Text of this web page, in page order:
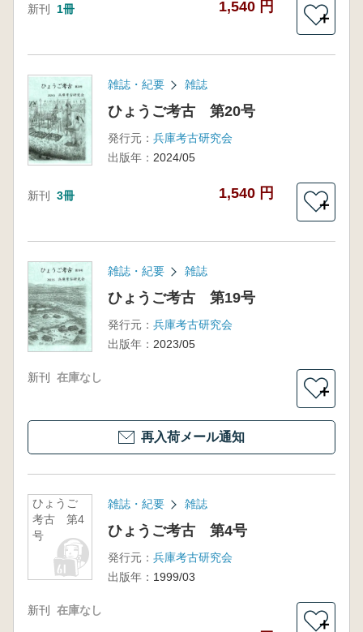
新刊 1冊 1,540 円
＋
雑誌・紀要 雑誌
ひょうご考古 第20号
発行元： 兵庫考古研究会
出版年： 2024/05
新刊 3冊 1,540 円
＋
雑誌・紀要 雑誌
ひょうご考古 第19号
発行元： 兵庫考古研究会
出版年： 2023/05
新刊 在庫なし
＋
再入荷メール通知
ひょうご
考古 第4
号
雑誌・紀要 雑誌
ひょうご考古 第4号
発行元： 兵庫考古研究会
出版年： 1999/03
新刊 在庫なし
＋